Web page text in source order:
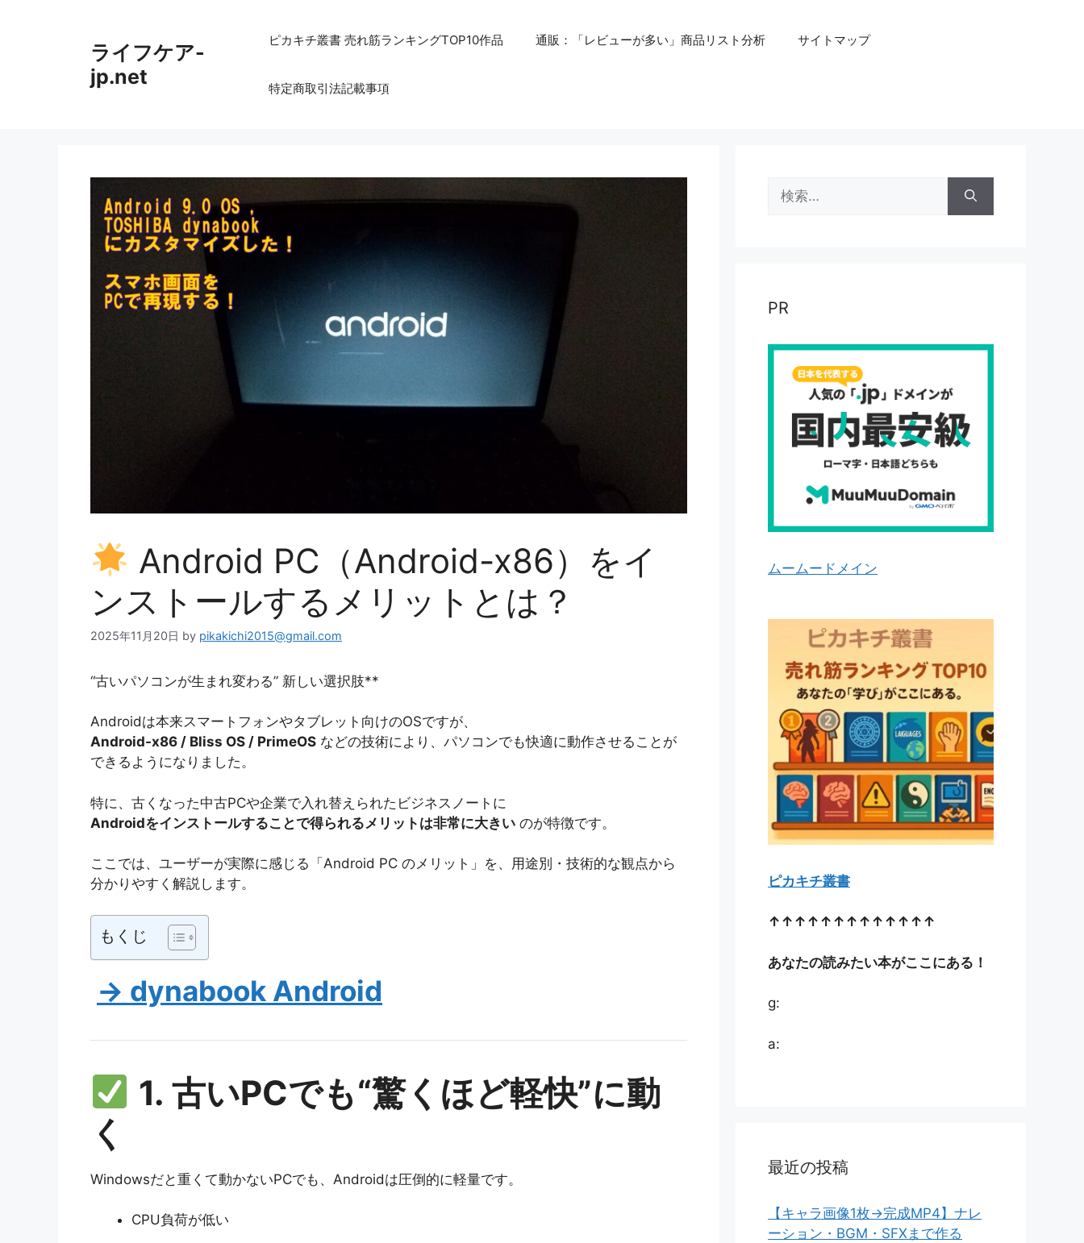
ライフケア-
jp.net
ピカキチ叢書 売れ筋ランキングTOP10作品 通販：「レビューが多い」商品リスト分析 サイトマップ
特定商取引法記載事項
Android PC（Android-x86）をイ
ンストールするメリットとは？
2025年11月20日 by pikakichi2015@gmail.com
“古いパソコンが生まれ変わる” 新しい選択肢**
Androidは本来スマートフォンやタブレット向けのOSですが、
Android-x86 / Bliss OS / PrimeOS などの技術により、パソコンでも快適に動作させることが
できるようになりました。
特に、古くなった中古PCや企業で入れ替えられたビジネスノートに
Androidをインストールすることで得られるメリットは非常に大きい のが特徴です。
ここでは、ユーザーが実際に感じる「Android PC のメリット」を、用途別・技術的な観点から
分かりやすく解説します。
もくじ
-> dynabook Android
1. 古いPCでも“驚くほど軽快”に動
く
Windowsだと重くて動かないPCでも、Androidは圧倒的に軽量です。
CPU負荷が低い
索:
PR
ムームードメイン
ピカキチ叢書
↑↑↑↑↑↑↑↑↑↑↑↑↑
あなたの読みたい本がここにある！
g:
a:
最近の投稿
【キャラ画像1枚→完成MP4】ナレ
ーション・BGM・SFXまで作る